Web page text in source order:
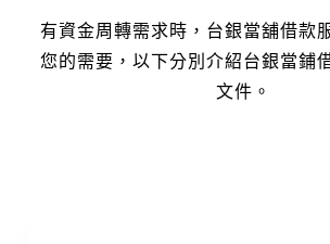
有資金周轉需求時，台銀當舖借款
您的需要，以下分別介紹台銀當鋪
文件。